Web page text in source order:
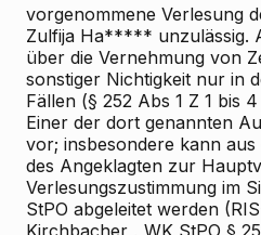
vorgenommene Verlesung
Zulfija Ha***** unzulässig.
über die Vernehmung von
sonstiger Nichtigkeit nur in
Fällen (§ 252 Abs 1 Z 1 bis
Einer der dort genannten
vor; insbesondere kann
des Angeklagten zur
Verlesungszustimmung im
StPO abgeleitet werden
Kirchbacher , WK StPO §